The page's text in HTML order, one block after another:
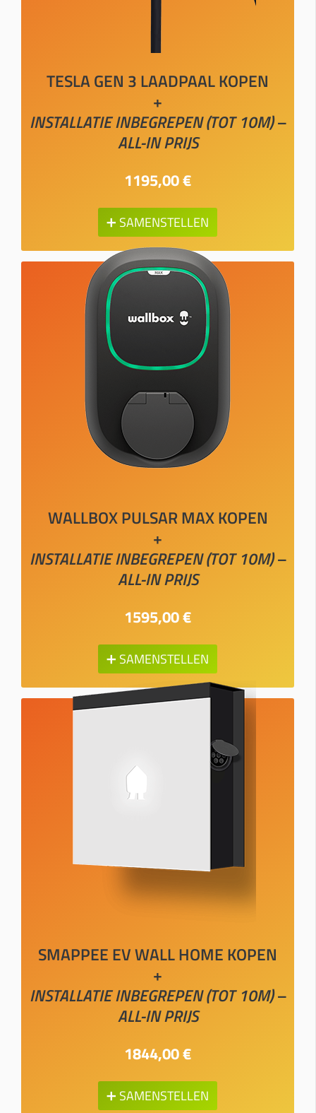
TESLA GEN 3 LAADPAAL KOPEN
+
INSTALLATIE INBEGREPEN (TOT 10M) –
ALL-IN PRIJS
1195,00 €
➕ SAMENSTELLEN
WALLBOX PULSAR MAX KOPEN
+
INSTALLATIE INBEGREPEN (TOT 10M) –
ALL-IN PRIJS
1595,00 €
➕ SAMENSTELLEN
SMAPPEE EV WALL HOME KOPEN
+
INSTALLATIE INBEGREPEN (TOT 10M) –
ALL-IN PRIJS
1844,00 €
➕ SAMENSTELLEN